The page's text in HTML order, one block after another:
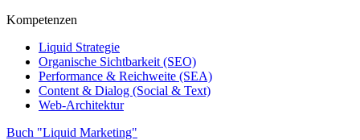
Kompetenzen
Liquid Strategie
Organische Sichtbarkeit (SEO)
Performance & Reichweite (SEA)
Content & Dialog (Social & Text)
Web-Architektur
Buch "Liquid Marketing"